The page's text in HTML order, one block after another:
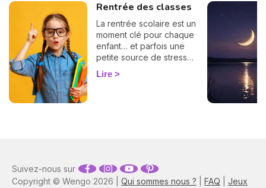
Rentrée des classes
La rentrée scolaire est un
moment clé pour chaque
enfant… et parfois une
petite source de stress
pour les parents ! Bonne
nouvelle : l'astrologie peut
astrologique et préparez-
vous à accompagner votre
Lire
Copyright © Wengo 2026 | Qui sommes nous ? FAQ Jeux
Suivez-nous sur